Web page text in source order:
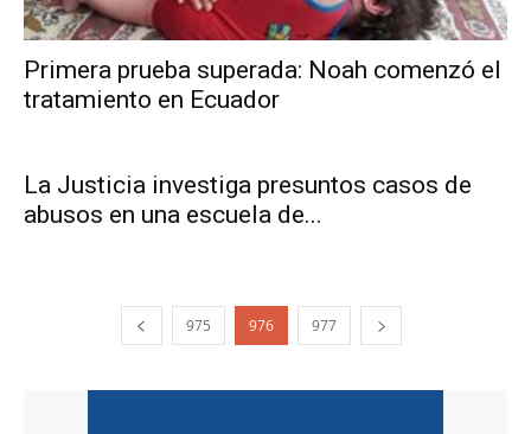
Primera prueba superada: Noah comenzó el
tratamiento en Ecuador
La Justicia investiga presuntos casos de
abusos en una escuela de...
975 976 977